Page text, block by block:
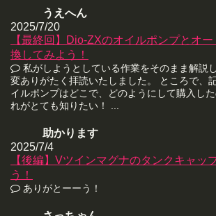
うえへん
2025/7/20
【最終回】Dio-ZXのオイルポンプとオ
換してみよう！
私がしようとしている作業をそのまま解説
変ありがたく拝読いたしました。 ところで、
イルポンプはどこで、どのようにして購入し
れがとても知りたい！ ...
助かります
2025/7/4
【後編】Vツインマグナのタンクキャッ
う！
ありがとーーう！